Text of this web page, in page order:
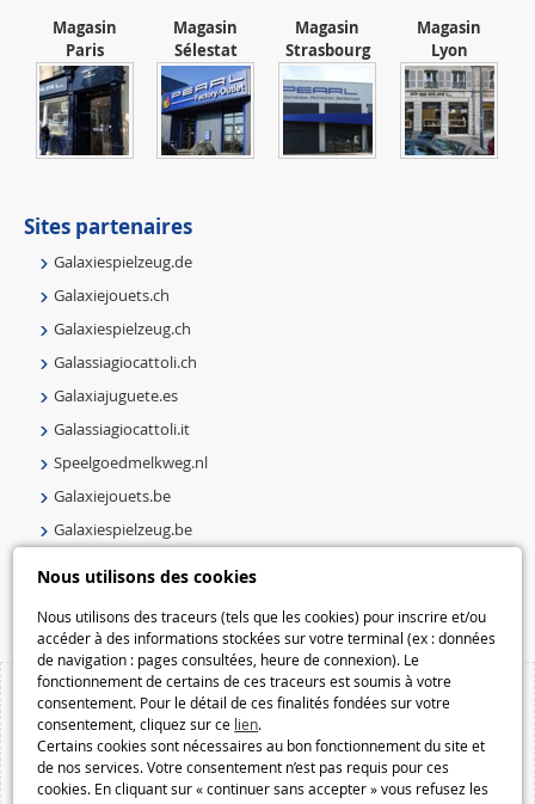
Nous utilisons des cookies
Nous utilisons des traceurs (tels que les cookies) pour inscrire et/ou
accéder à des informations stockées sur votre terminal (ex : données
de navigation : pages consultées, heure de connexion). Le
fonctionnement de certains de ces traceurs est soumis à votre
consentement. Pour le détail de ces finalités fondées sur votre
consentement, cliquez sur ce lien.
Certains cookies sont nécessaires au bon fonctionnement du site et
de nos services. Votre consentement n’est pas requis pour ces
cookies. En cliquant sur « continuer sans accepter » vous refusez les
Magasin
Paris
Magasin
Sélestat
Magasin
Strasbourg
Magasin
Lyon
Sites partenaires
Galaxiespielzeug.de
Galaxiejouets.ch
Galaxiespielzeug.ch
Galassiagiocattoli.ch
Galaxiajuguete.es
Galassiagiocattoli.it
Speelgoedmelkweg.nl
Galaxiejouets.be
Galaxiespielzeug.be